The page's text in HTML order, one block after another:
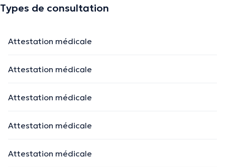
Types de consultation
Attestation médicale
Attestation médicale
Attestation médicale
Attestation médicale
Attestation médicale